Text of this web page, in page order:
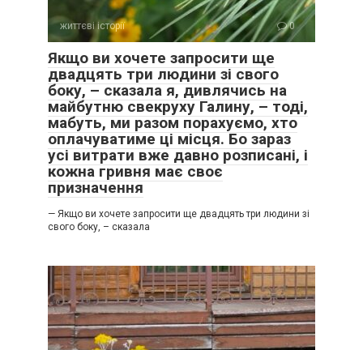
життєві історії 0
Якщо ви хочете запросити ще
двадцять три людини зі свого
боку, – сказала я, дивлячись на
майбутню свекруху Галину, – тоді,
мабуть, ми разом порахуємо, хто
оплачуватиме ці місця. Бо зараз
усі витрати вже давно розписані, і
кожна гривня має своє
призначення
— Якщо ви хочете запросити ще двадцять три людини зі
свого боку, – сказала